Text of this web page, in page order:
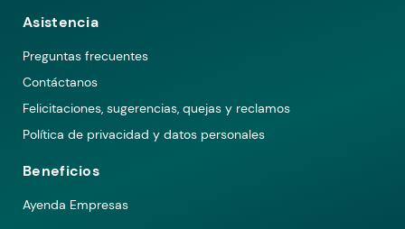
Asistencia
Preguntas frecuentes
Contáctanos
Felicitaciones, sugerencias, quejas y reclamos
Política de privacidad y datos personales
Beneficios
Ayenda Empresas